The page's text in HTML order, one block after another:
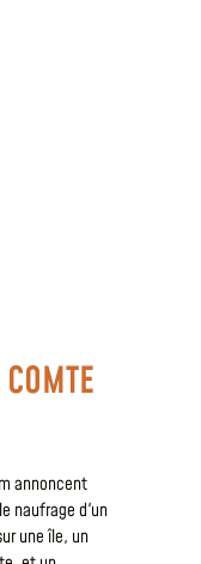
annoncent
naufrage d'un
une île, un